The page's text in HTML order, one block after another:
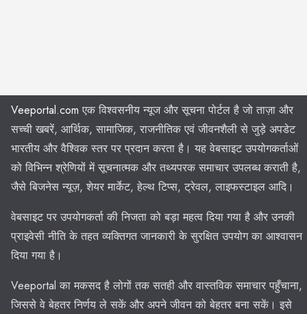
Veeportal.com एक विश्वसनीय न्यूज और सूचना पोर्टल है जो ताज़ा और
सच्ची खबरें, आर्थिक, सामाजिक, राजनीतिक एवं जीवनशैली से जुड़े अपडेट
भारतीय और वैश्विक स्तर पर प्रदान करता है। यह वेबसाइट उपयोगकर्ताओं
को विभिन्न श्रेणियों में सूचनात्मक और तथ्यपरक समाचार उपलब्ध कराती है,
जैसे बिजनेस न्यूज़, शेयर मार्केट, हेल्थ टिप्स, ट्रेवल, लाइफस्टाइल आदि।
वेबसाइट पर उपयोगकर्ता की निजता को बड़ा महत्व दिया गया है और उनकी
प्राइवेसी नीति के तहत व्यक्तिगत जानकारी के सुरक्षित उपयोग का आश्वासन
दिया गया है।
Veeportal का मकसद है लोगों तक सतही और वास्तविक समाचार पहुँचाना,
जिससे वे बेहतर निर्णय ले सकें और अपने जीवन को बेहतर बना सकें। इसे